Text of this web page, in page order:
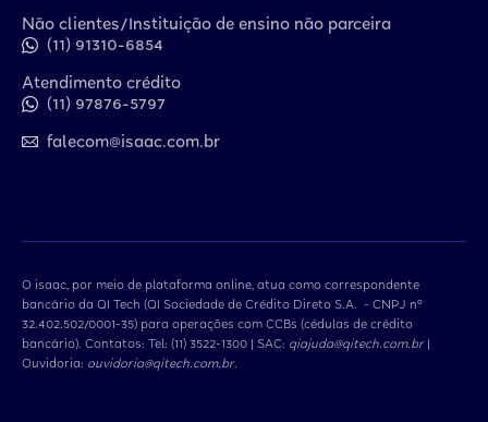
Não clientes/Instituição de ensino não parceira
(11) 91310-6854
Atendimento crédito
(11) 97876-5797
falecom@isaac.com.br
O isaac, por meio de plataforma online, atua como correspondente
bancário da QI Tech (QI Sociedade de Crédito Direto S.A. - CNPJ nº
32.402.502/0001-35) para operações com CCBs (cédulas de crédito
bancário). Contatos: Tel: (11) 3522-1300 | SAC: qiajuda@qitech.com.br|
Ouvidoria: ouvidoria@qitech.com.br.